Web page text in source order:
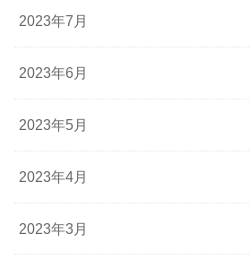
2023年7月
2023年6月
2023年5月
2023年4月
2023年3月